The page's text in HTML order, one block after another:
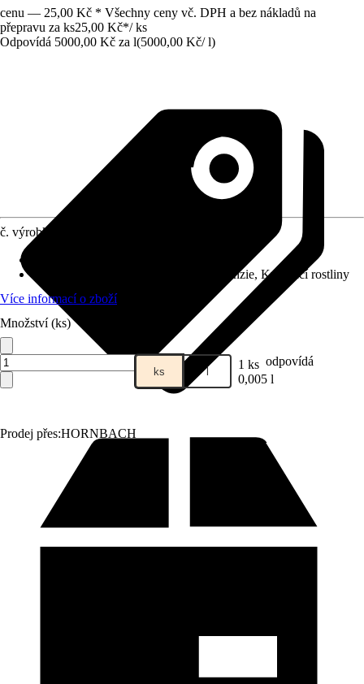
cenu — 25,00 Kč * Všechny ceny vč. DPH a bez nákladů na
přepravu za ks25,00 Kč*/ ks
Odpovídá 5000,00 Kč za l(5000,00 Kč/ l)
Prodej přes:HORNBACH
č. výrobku
Balkónová rostlina, Hortenzie, Kvetoucí rostliny
Více informací o zboží
Množství (ks)
ks l 1 ks odpovídá
0,005 l